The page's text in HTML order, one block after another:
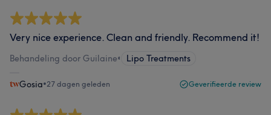
Very nice experience. Clean and friendly. Recommend it!
Behandeling door Guilaine• Lipo Treatments
Gosia•27 dagen geleden Geverifieerde review